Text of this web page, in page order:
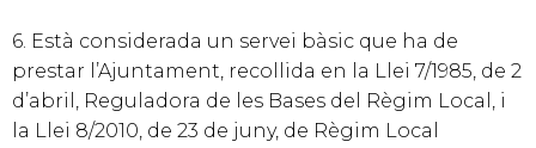
6. Està considerada un servei bàsic que ha de
prestar l’Ajuntament, recollida en la Llei 7/1985, de 2
d’abril, Reguladora de les Bases del Règim Local, i
la Llei 8/2010, de 23 de juny, de Règim Local